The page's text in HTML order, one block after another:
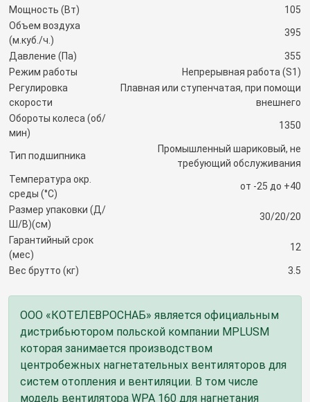
Мощность (Вт)
105
Объем воздуха
(м.куб./ч.)
395
Давление (Па)
355
Режим работы
Непрерывная работа (S1)
Регулировка
скорости
Плавная или ступенчатая, при помощи
внешнего
Обороты колеса (об/
мин)
1350
Тип подшипника
Промышленный шариковый, не
требующий обслуживания
Температура окр.
среды (°C)
от -25 до +40
Размер упаковки (Д/
Ш/В)(см)
30/20/20
Гарантийный срок
(мес)
12
Вес брутто (кг) 3.5
ООО «КОТЕЛЕВРОСНАБ» является официальным
дистрибьютором польской компании MPLUSM
которая занимается производством
центробежных нагнетательных вентиляторов для
систем отопления и вентиляции. В том числе
модель вентилятора WPA 160 для нагнетания